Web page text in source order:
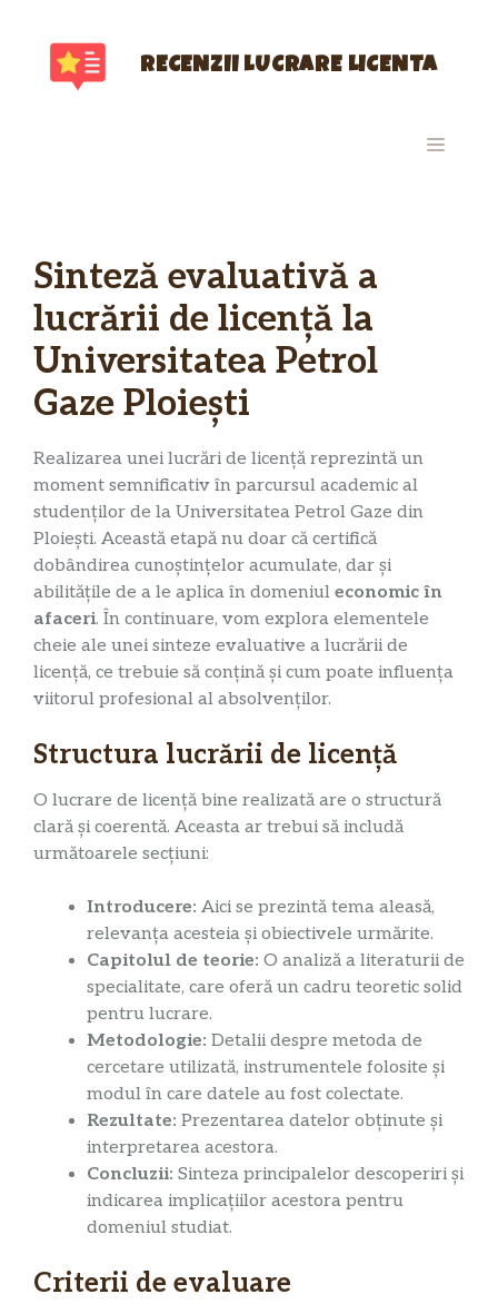
conținut
RECENZII LUCRARE LICENTA
MENIU
Sinteză evaluativă a
lucrării de licență la
Universitatea Petrol
Gaze Ploiești
Realizarea unei lucrări de licență reprezintă un
moment semnificativ în parcursul academic al
studenților de la Universitatea Petrol Gaze din
Ploiești. Această etapă nu doar că certifică
dobândirea cunoștințelor acumulate, dar și
abilitățile de a le aplica în domeniul economic în
afaceri. În continuare, vom explora elementele
cheie ale unei sinteze evaluative a lucrării de
licență, ce trebuie să conțină și cum poate influența
viitorul profesional al absolvenților.
Structura lucrării de licență
O lucrare de licență bine realizată are o structură
clară și coerentă. Aceasta ar trebui să includă
următoarele secțiuni:
Introducere: Aici se prezintă tema aleasă,
relevanța acesteia și obiectivele urmărite.
Capitolul de teorie: O analiză a literaturii de
specialitate, care oferă un cadru teoretic solid
pentru lucrare.
Metodologie: Detalii despre metoda de
cercetare utilizată, instrumentele folosite și
modul în care datele au fost colectate.
Rezultate: Prezentarea datelor obținute și
interpretarea acestora.
Concluzii: Sinteza principalelor descoperiri și
indicarea implicațiilor acestora pentru
domeniul studiat.
Criterii de evaluare